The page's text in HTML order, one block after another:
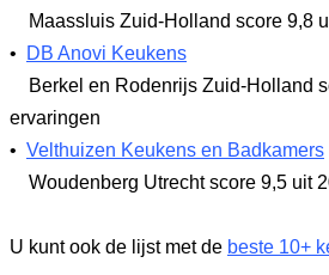
Maassluis Zuid-Holland score 9,8
•
DB Anovi Keukens
Berkel en Rodenrijs Zuid-Holland
ervaringen
• Velthuizen Keukens en Badkamers
Woudenberg Utrechtscore 9,5 uit
U kunt ook de lijst met de beste 10+